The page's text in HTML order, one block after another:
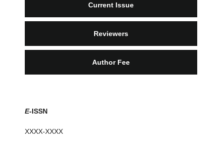
Current Issue
Reviewers
Author Fee
E-ISSN
XXXX-XXXX